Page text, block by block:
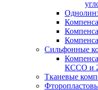
Сильфонные
КССО и
Тканевые